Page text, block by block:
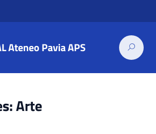
Ateneo Pavia APS
Arte